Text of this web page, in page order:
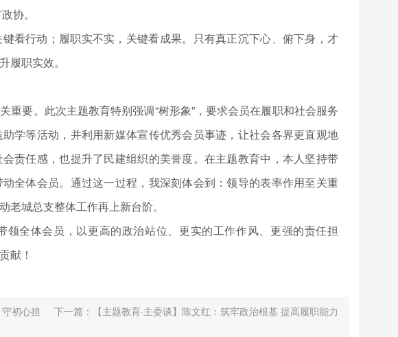
协。
看行动；履职实不实，关键看成果。只有真正沉下心、俯下身，才
履职实效。
重要。此次主题教育特别强调“树形象”，要求会员在履职和社会服务
学等活动，并利用新媒体宣传优秀会员事迹，让社会各界更直观地
责任感，也提升了民建组织的美誉度。在主题教育中，本人坚持带
全体会员。通过这一过程，我深刻体会到：领导的表率作用至关重
城总支整体工作再上新台阶。
全体会员，以更高的政治站位、更实的工作作风、更强的责任担
献！
初心担
下一篇： 【主题教育·主委谈】陈文红：筑牢政治根基 提高履职能力